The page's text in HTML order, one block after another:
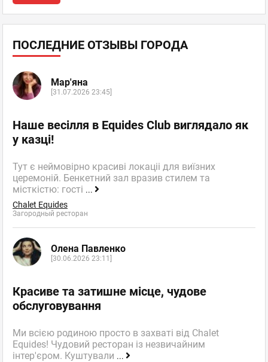
ПОСЛЕДНИЕ ОТЗЫВЫ ГОРОДА
Мар'яна
[31.07.2026 23:45]
Наше весілля в Equides Club виглядало як
у казці!
Тут є неймовірно красиві локаціі для виїзних
церемоній. Бенкетний зал вразив стилем та
місткістю: гості ...
Chalet Equides
Загородный ресторан
Олена Павленко
[30.06.2026 23:11]
Красиве та затишне місце, чудове
обслуговування
Ми всією родиною просто в захваті від Chalet
Equides! Чудовий ресторан із незвичайним
інтер'єром. Куштували ...